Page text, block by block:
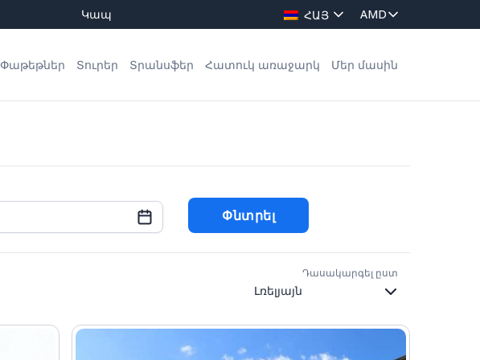
Կապ ՀԱՅ
Փաթեթներ Տուրեր Տրանսֆեր Հատուկ առաջարկ Մեր մասին
27 28 29 30 31 1
Փնտրել
Դասակարգել ըստ